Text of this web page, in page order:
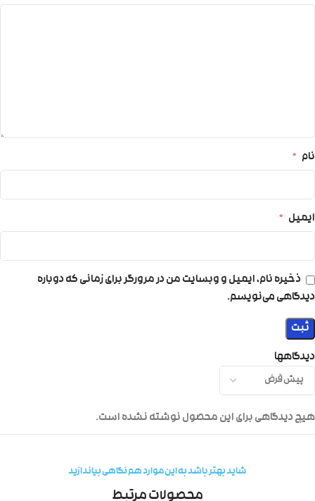
دیدگاهها
هیچ دیدگاهی برای این محصول نوشته نشده است.
نام *
ایمیل *
ذخیره نام، ایمیل و وبسایت من در مرورگر برای زمانی که دوباره
دیدگاهی می‌نویسم.
شاید بهتر باشد به این موارد هم نگاهی بیاندازید
محصولات مرتبط